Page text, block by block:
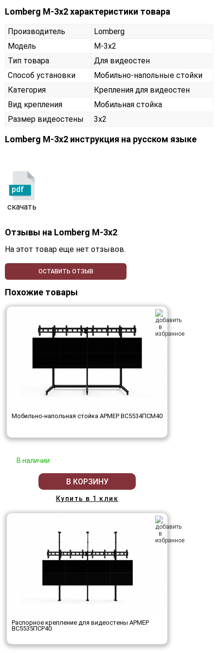
Lomberg M-3х2 характеристики товара
Производитель
Lomberg
Модель
M-3х2
Тип товара
Для видеостен
Способ установки
Мобильно-напольные стойки
Категория
Крепления для видеостен
Вид крепления
Мобильная стойка
Размер видеостены
3x2
Lomberg M-3х2 инструкция на русском языке
pdf
скачать
Отзывы на Lomberg M-3х2
На этот товар еще нет отзывов.
ОСТАВИТЬ ОТЗЫВ
Похожие товары
Мобильно-напольная стойка АРМЕР ВС5534ПСМ40
В наличии
В КОРЗИНУ
Купить в 1 клик
Распорное крепление для видеостены АРМЕР
ВС5535ПСР40